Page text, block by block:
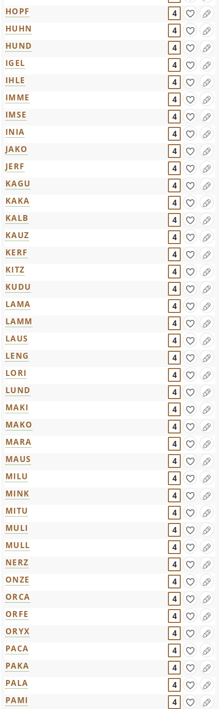
HOPF
4
HUHN
4
HUND
4
IGEL
4
IHLE
4
IMME
4
IMSE
4
INIA
4
JAKO
4
JERF
4
KAGU
4
KAKA
4
KALB
4
KAUZ
4
KERF
4
KITZ
4
KUDU
4
LAMA
4
LAMM
4
LAUS
4
LENG
4
LORI
4
LUND
4
MAKI
4
MAKO
4
MARA
4
MAUS
4
MILU
4
MINK
4
MITU
4
MULI
4
MULL
4
NERZ
4
ONZE
4
ORCA
4
ORFE
4
ORYX
4
PACA
4
PAKA
4
PALA
4
PAMI
4